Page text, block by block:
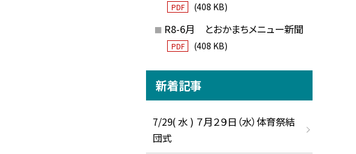
PDF (408 KB)
R8-6月 とおかまちメニュー新聞
PDF (408 KB)
新着記事
7/29( 水 ) ７月２９日（水）体育祭結
団式